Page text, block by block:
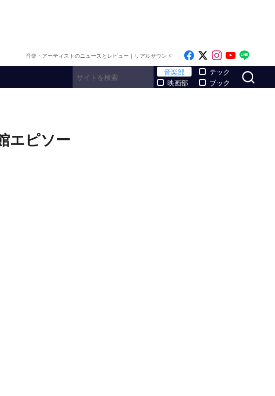
音楽・アーティストのニュースとレビュー｜リアルサウンド Like on Facebook
Follow on x
Follow on
Follow
音楽部
映画部
テック
ブック
エピソー